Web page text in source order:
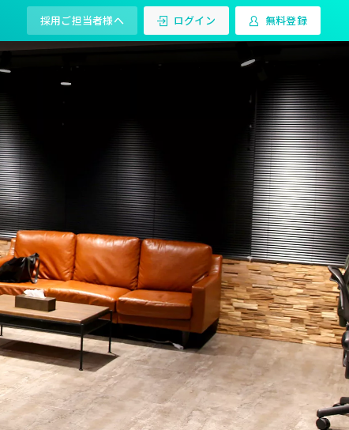
採用ご担当者様へ ログイン 無料登録